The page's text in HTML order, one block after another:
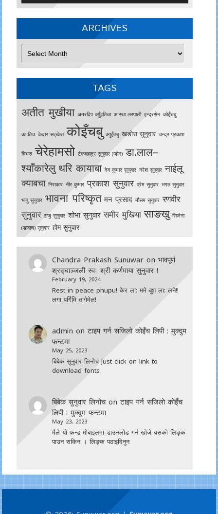
ARCHIVES
TAGS
अतीत मुखीया अमरदिप क्युँइतिचा आस्था लस्पाली इन्द्रसेन काेइँचबु
काःतिच केदार सङ्केत कोइँचबु क्युइँतबु खडोस सुनुवार चन्द्र प्रकाश
चिमरु चेरेहामसो टेकबहादुर सुनुवार (जोन) डा.लाल–
श्याँकारेलु थरि कायाबा देव कुमार सुनुवार नरेश सुनुवार नाईलू
क्याबचा निराकार नीर कुमार प्रकाश सुनुवार प्रेम सुनुवार भगत सुनुवार
भानु सुनुवार भावना परिष्कृत मन प्रसाद मौसम सुनुवार रणवीर
सुनुवार राजु सुनुवार शोभा सुनुवार समीर मुखिया साङखु सिर्जना
(ङावाच) सुनुवार होम सुनुवार
Chandra Prakash Sunuwar onभावपूर्ण
श्रद्घाञ्जली स्वः श्री कर्णमाया सुनुवार !
February 19, 2024
Rest in peace phupu! केर ला: ममे बुश ला: लने!!
लगा पर्गिमि तागेमेल!
admin onटाइप गर्न सजिलाे काेइँच लिपी : मुक्दुम
फन्टमा
May 25, 2023
बिबेक सुनुवार लिनोच Just click on link to
download fonts
बिबेक सुनुवार लिनोचonटाइप गर्न सजिलाे काेइँच
लिपी : मुक्दुम फन्टमा
May 23, 2023
मैले यो फन्ड मोबाइलमा डाउनल‍ोड गर्न खोजे यसको लिङ्क
पाउन सकिन । लिङ्क पठाइदिनुन